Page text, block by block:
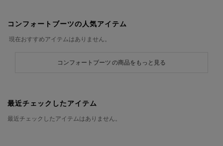
コンフォートブーツの人気アイテム
現在おすすめアイテムはありません。
コンフォートブーツ の商品をもっと見る
最近チェックしたアイテム
最近チェックしたアイテムはありません。